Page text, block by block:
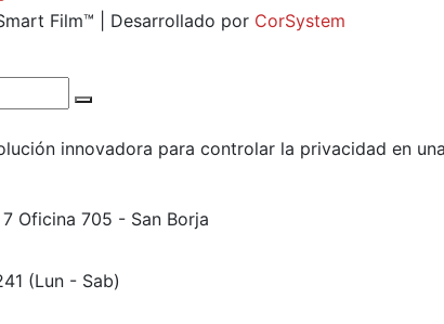
Film™ | Desarrollado por CorSystem
innovadora para controlar la privacidad en
Oficina 705 - San Borja
(Lun - Sab)